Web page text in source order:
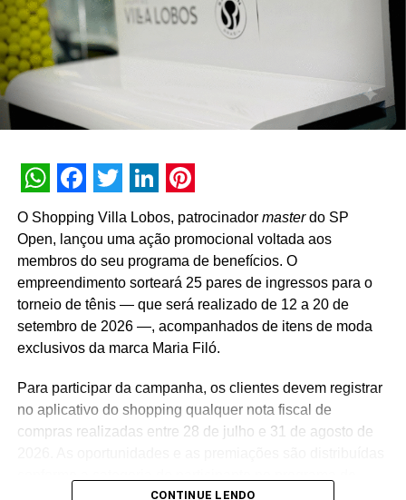
gerente da Torrefação Cooxupé.
A promoção abrange todas as linhas de produtos da
marca em todo o território nacional. Para concorrer aos
comprovantes fiscais pelo site oficial ou via WhatsApp.
distribuição de R$ 10 mil toda semana e o sorteio final de
fosse muito mais do que um incentivo de compra. Ela
precisava reforçar os atributos da marca, gerar conversa e
manter o Café Evolutto presente na rotina das pessoas. A
combinação entre mecânica simples, premiações
atrativas, comunicação integrada e a chegada do Edu
Guedes nos permite manter a marca presente na rotina
do consumidor durante todo o período da campanha”,
Cooxupé.
WhatsApp
Facebook
Twitter
LinkedIn
Pinterest
O Shopping Villa Lobos, patrocinador masterdo SP
Open, lançou uma ação promocional voltada aos
membros do seu programa de benefícios. O
empreendimento sorteará 25 pares de ingressos para o
torneio de tênis — que será realizado de 12 a 20 de
setembro de 2026 —, acompanhados de itens de moda
exclusivos da marca Maria Filó.
Para participar da campanha, os clientes devem registrar
no aplicativo do shopping qualquer nota fiscal de
compras realizadas entre 28 de julho e 31 de agosto de
CONTINUE LENDO